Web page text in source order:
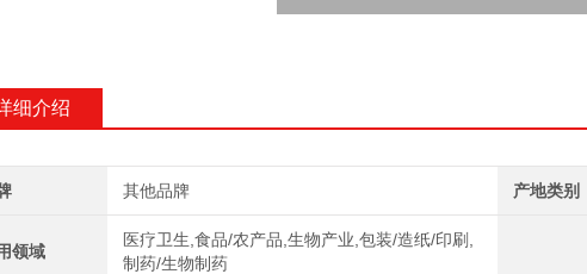
细介绍
其他品牌 产地类别
领域
医疗卫生,食品/农产品,生物产业,包装/造纸/印刷,
制药/生物制药